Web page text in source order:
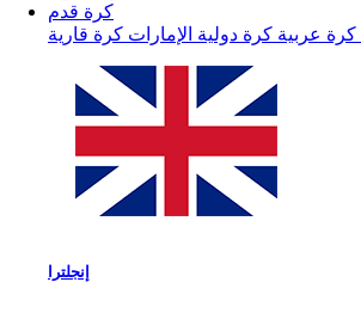
كرة قدم
كرة عربية كرة دولية الإمارات كرة قارية
إنجلترا